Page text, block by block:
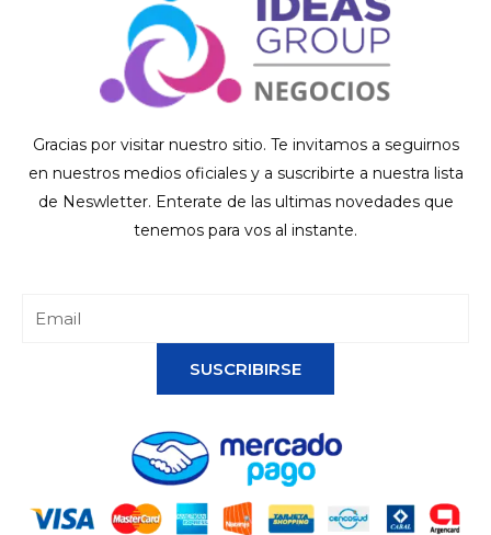
Gracias por visitar nuestro sitio. Te invitamos a seguirnos
en nuestros medios oficiales y a suscribirte a nuestra lista
de Neswletter. Enterate de las ultimas novedades que
tenemos para vos al instante.
SUSCRIBIRSE